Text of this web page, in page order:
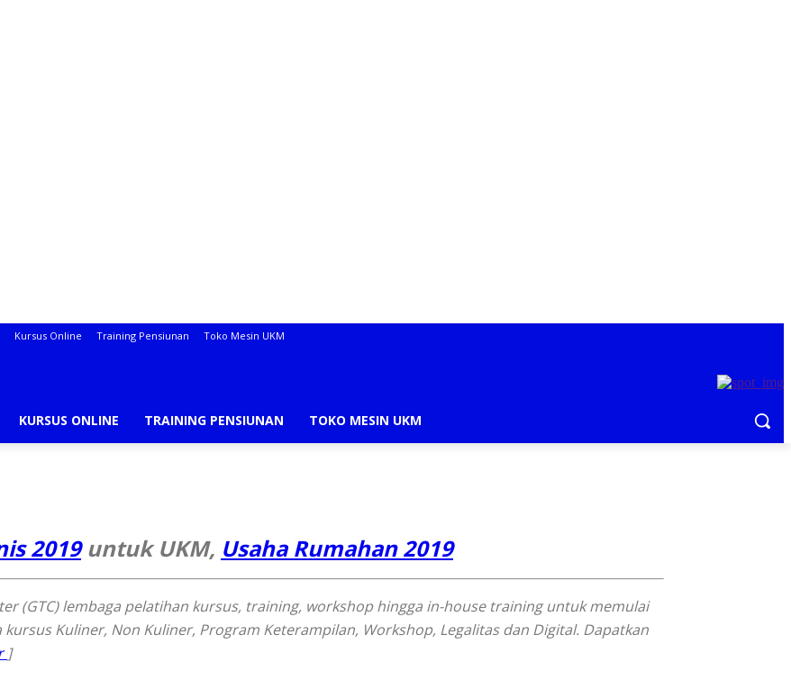
Kursus Online Training Pensiunan Toko Mesin UKM
KURSUS ONLINE TRAINING PENSIUNAN TOKO MESIN UKM
2019untuk UKM, Usaha Rumahan 2019
(GTC) lembaga pelatihan kursus, training, workshop hingga in-house training untuk memulai
Kuliner, Non Kuliner, Program Keterampilan, Workshop, Legalitas dan Digital. Dapatkan
]